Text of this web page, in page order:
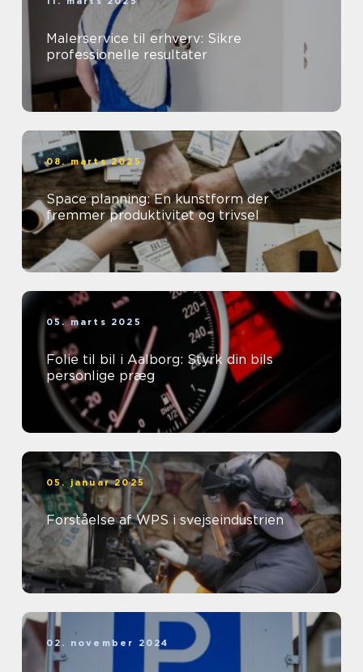
Malerservice til erhverv: Sikre
professionelle resultater
08. marts 2025
Space planning: En kunstform der
fremmer produktivitet og trivsel
05. marts 2025
Folie til bil i Aalborg: Styrk din bils
personlige præg
05. januar 2025
Forståelse af WPS i svejseindustrien
02. november 2024